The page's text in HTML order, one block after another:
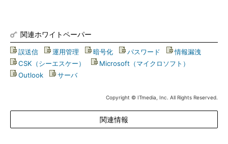
関連ホワイトペーパー
誤送信 運用管理 暗号化 パスワード 情報漏洩
CSK（シーエスケー）
Microsoft（マイクロソフト）
Outlook
サーバ
Copyright © ITmedia, Inc. All Rights Reserved.
関連情報